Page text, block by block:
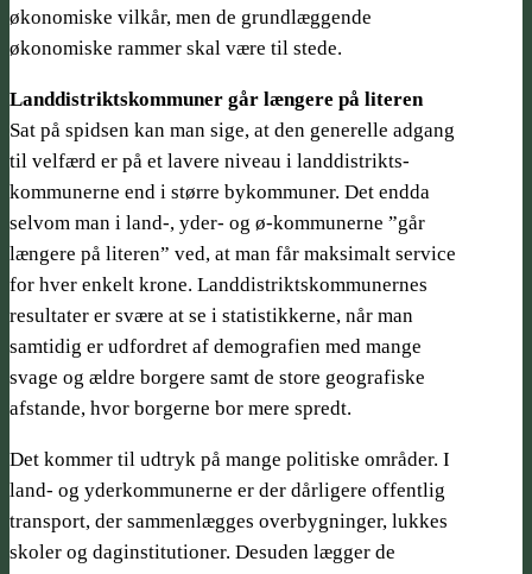
økonomiske vilkår, men de grundlæggende
økonomiske rammer skal være til stede.
Landdistrikts­kommuner går længere på literen
Sat på spidsen kan man sige, at den generelle adgang
til velfærd er på et lavere niveau i landdistrikts­-
kommunerne end i større bykommuner. Det endda
selvom man i land-, yder- og ø-kommunerne ”går
længere på literen” ved, at man får maksimalt service
for hver enkelt krone. Landdistrikts­kommunernes
resultater er svære at se i statistikkerne, når man
samtidig er udfordret af demografien med mange
svage og ældre borgere samt de store geografiske
afstande, hvor borgerne bor mere spredt.
Det kommer til udtryk på mange politiske områder. I
land- og yderkommunerne er der dårligere offentlig
transport, der sammenlægges overbygninger, lukkes
skoler og daginstitutioner. Desuden lægger de